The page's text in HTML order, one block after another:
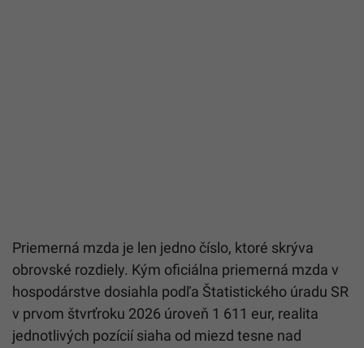
Priemerná mzda je len jedno číslo, ktoré skrýva
obrovské rozdiely. Kým oficiálna priemerná mzda v
hospodárstve dosiahla podľa Štatistického úradu SR
v prvom štvrťroku 2026 úroveň 1 611 eur, realita
jednotlivých pozícií siaha od miezd tesne nad